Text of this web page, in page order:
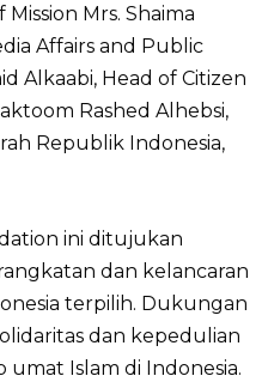
Mrs. Shaima
Affairs and Public
Alkaabi, Head of Citizen
Rashed Alhebsi,
Republik Indonesia,
ini ditujukan
dan kelancaran
terpilih. Dukungan
dan kepedulian
Islam di Indonesia.